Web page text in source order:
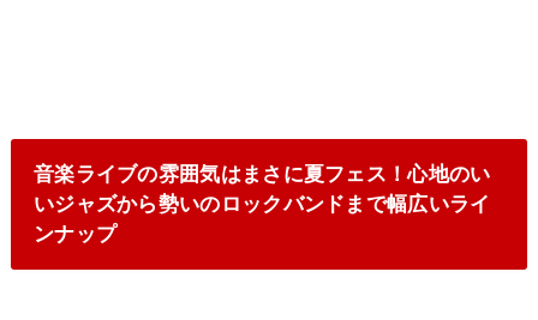
音楽ライブの雰囲気はまさに夏フェス！心地のい
いジャズから勢いのロックバンドまで幅広いライ
ンナップ